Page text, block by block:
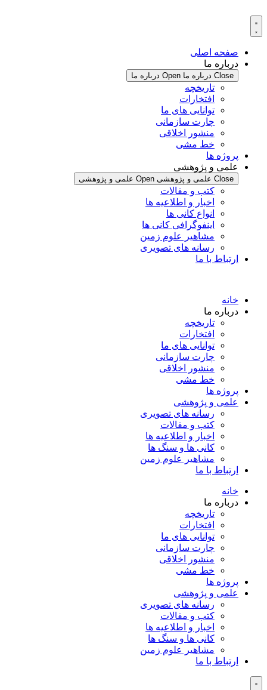
به
محتوا
صفحه اصلی
درباره ما
Close درباره ما Open درباره ما
تاریخچه
افتخارات
توانایی های ما
چارت سازمانی
منشور اخلاقی
خط مشی
پروژه ها
علمی و پژوهشی
Close علمی و پژوهشی Open علمی و پژوهشی
کتب و مقالات
اخبار و اطلاعیه ها
انواع کانی ها
اینفوگرافی کانی ها
مشاهیر علوم زمین
رسانه های تصویری
ارتباط با ما
خانه
درباره ما
تاریخچه
افتخارات
توانایی های ما
چارت سازمانی
منشور اخلاقی
خط مشی
پروژه ها
علمی و پژوهشی
رسانه های تصویری
کتب و مقالات
اخبار و اطلاعیه ها
کانی ها و سنگ ها
مشاهیر علوم زمین
ارتباط با ما
خانه
درباره ما
تاریخچه
افتخارات
توانایی های ما
چارت سازمانی
منشور اخلاقی
خط مشی
پروژه ها
علمی و پژوهشی
رسانه های تصویری
کتب و مقالات
اخبار و اطلاعیه ها
کانی ها و سنگ ها
مشاهیر علوم زمین
ارتباط با ما